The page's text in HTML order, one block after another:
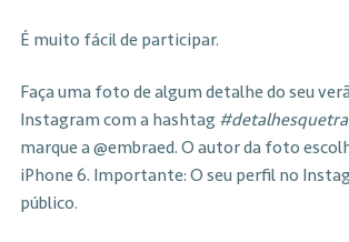
É muito fácil de participar.
Faça uma foto de algum detalhe do seu
Instagram com a hashtag
marque a @embraed. O autor da foto
iPhone 6. Importante: O seu perfil no
público.